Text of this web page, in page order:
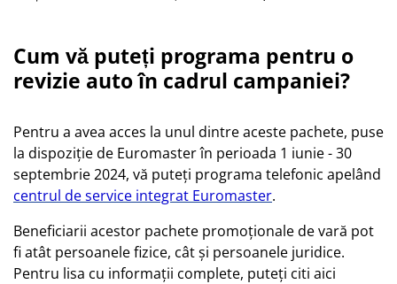
Cum vă puteți programa pentru o
revizie auto în cadrul campaniei?
Pentru a avea acces la unul dintre aceste pachete, puse
la dispoziție de Euromaster în perioada 1 iunie - 30
septembrie 2024, vă puteți programa telefonic apelând
centrul de service integrat Euromaster.
Beneficiarii acestor pachete promoționale de vară pot
fi atât persoanele fizice, cât și persoanele juridice.
Pentru lisa cu informații complete, puteți citi aici